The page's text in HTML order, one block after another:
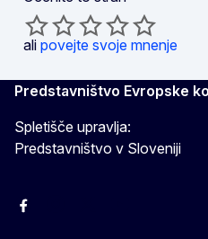
ali povejte svoje mnenje
Predstavništvo Evropske
Spletišče upravlja:
Predstavništvo v Sloveniji
Facebook